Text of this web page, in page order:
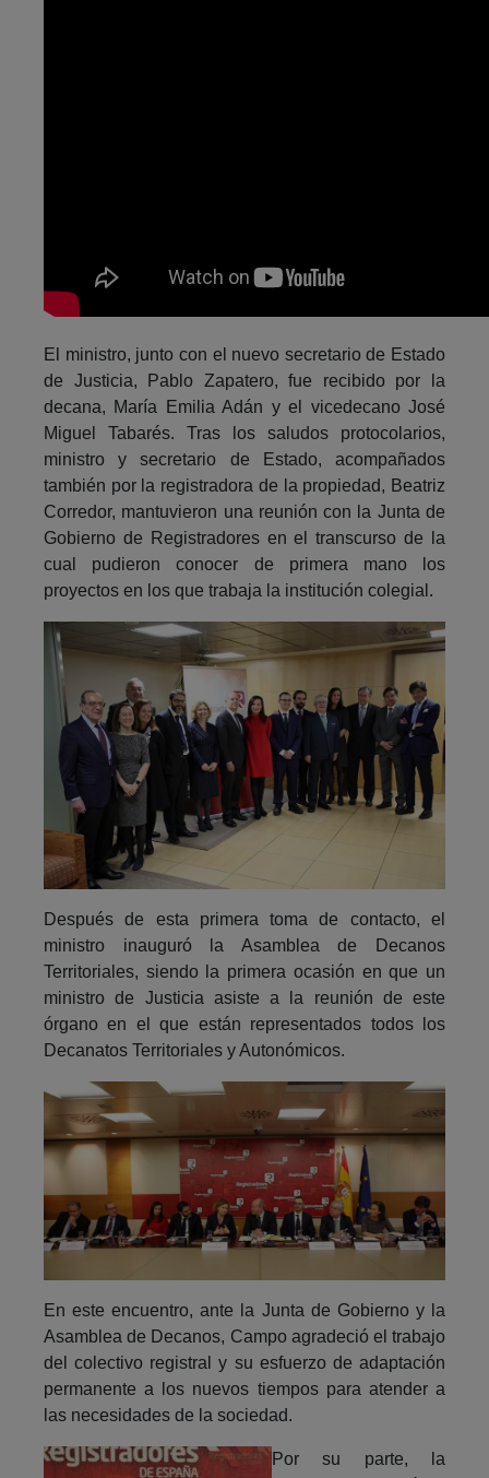
El ministro, junto con el nuevo secretario de Estado
de Justicia, Pablo Zapatero, fue recibido por la
decana, María Emilia Adán y el vicedecano José
Miguel Tabarés. Tras los saludos protocolarios,
ministro y secretario de Estado, acompañados
también por la registradora de la propiedad, Beatriz
Corredor, mantuvieron una reunión con la Junta de
Gobierno de Registradores en el transcurso de la
cual pudieron conocer de primera mano los
proyectos en los que trabaja la institución colegial.
Después de esta primera toma de contacto, el
ministro inauguró la Asamblea de Decanos
Territoriales, siendo la primera ocasión en que un
ministro de Justicia asiste a la reunión de este
órgano en el que están representados todos los
Decanatos Territoriales y Autonómicos.
En este encuentro, ante la Junta de Gobierno y la
Asamblea de Decanos, Campo agradeció el trabajo
del colectivo registral y su esfuerzo de adaptación
permanente a los nuevos tiempos para atender a
las necesidades de la sociedad.
Por su parte, la